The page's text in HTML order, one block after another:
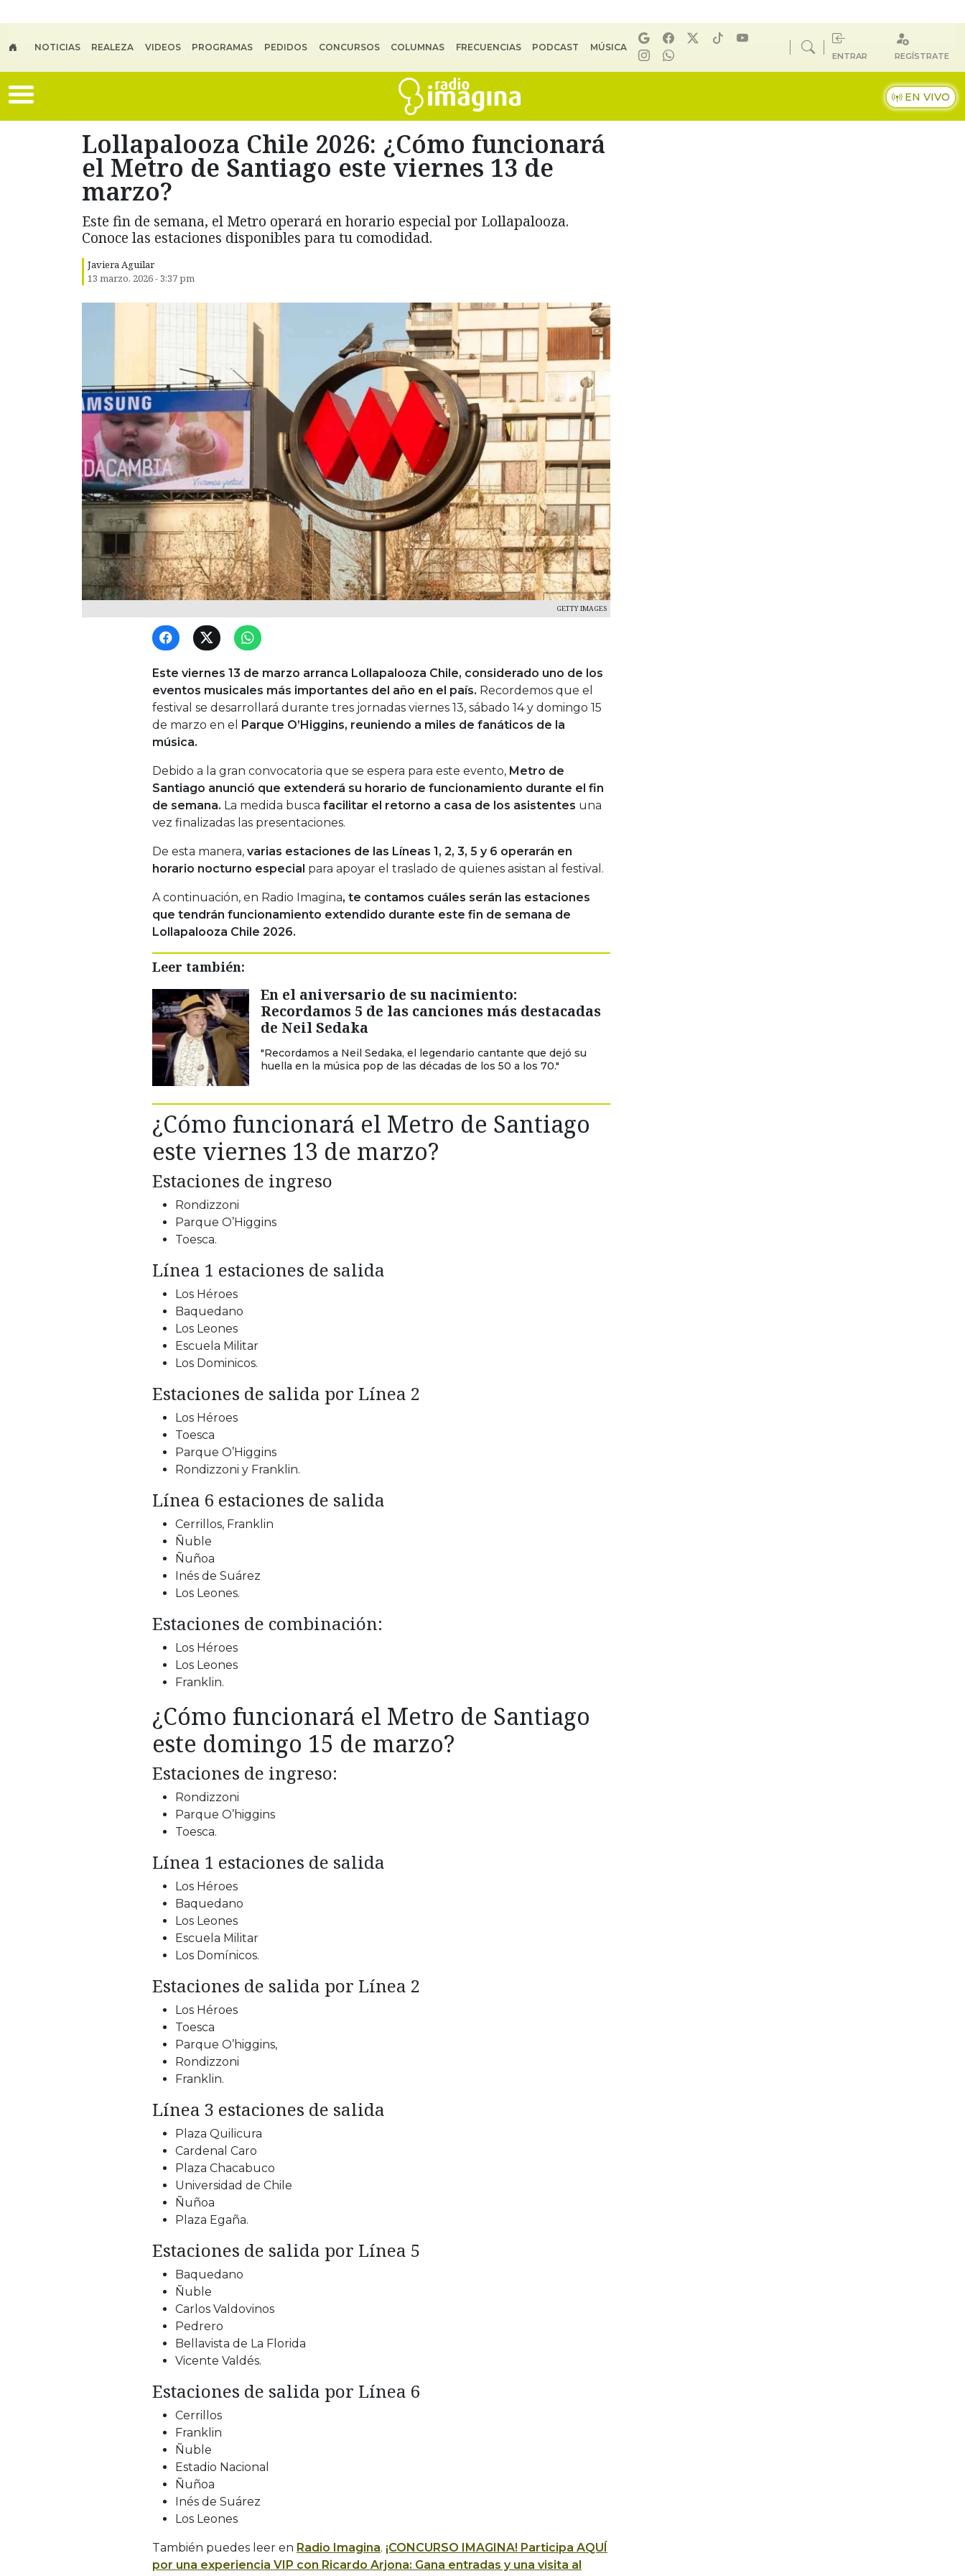
NOTICIAS REALEZA VIDEOS PROGRAMAS PEDIDOS CONCURSOS COLUMNAS FRECUENCIAS PODCAST MÚSICA
ENTRAR REGÍSTRATE
EN VIVO
Lollapalooza Chile 2026: ¿Cómo funcionará
el Metro de Santiago este viernes 13 de
marzo?
Este fin de semana, el Metro operará en horario especial por Lollapalooza.
Conoce las estaciones disponibles para tu comodidad.
Javiera Aguilar
13 marzo, 2026 - 3:37 pm
GETTY IMAGES
Este viernes 13 de marzo arranca Lollapalooza Chile, considerado uno de los
eventos musicales más importantes del año en el país. Recordemos que el
festival se desarrollará durante tres jornadas viernes 13, sábado 14 y domingo 15
de marzo en el Parque O’Higgins, reuniendo a miles de fanáticos de la
música.
Debido a la gran convocatoria que se espera para este evento, Metro de
Santiago anunció que extenderá su horario de funcionamiento durante el fin
de semana. La medida busca facilitar el retorno a casa de los asistentes una
vez finalizadas las presentaciones.
De esta manera, varias estaciones de las Líneas 1, 2, 3, 5 y 6 operarán en
horario nocturno especial para apoyar el traslado de quienes asistan al festival.
A continuación, en Radio Imagina, te contamos cuáles serán las estaciones
que tendrán funcionamiento extendido durante este fin de semana de
Lollapalooza Chile 2026.
Leer también:
En el aniversario de su nacimiento:
Recordamos 5 de las canciones más destacadas
de Neil Sedaka
"Recordamos a Neil Sedaka, el legendario cantante que dejó su
huella en la música pop de las décadas de los 50 a los 70."
¿Cómo funcionará el Metro de Santiago
este viernes 13 de marzo?
Estaciones de ingreso
Rondizzoni
Parque O’Higgins
Toesca.
Línea 1 estaciones de salida
Los Héroes
Baquedano
Los Leones
Escuela Militar
Los Dominicos.
Estaciones de salida por Línea 2
Los Héroes
Toesca
Parque O’Higgins
Rondizzoni y Franklin.
Línea 6 estaciones de salida
Cerrillos, Franklin
Ñuble
Ñuñoa
Inés de Suárez
Los Leones.
Estaciones de combinación:
Los Héroes
Los Leones
Franklin.
¿Cómo funcionará el Metro de Santiago
este domingo 15 de marzo?
Estaciones de ingreso:
Rondizzoni
Parque O’higgins
Toesca.
Línea 1 estaciones de salida
Los Héroes
Baquedano
Los Leones
Escuela Militar
Los Domínicos.
Estaciones de salida por Línea 2
Los Héroes
Toesca
Parque O’higgins,
Rondizzoni
Franklin.
Línea 3 estaciones de salida
Plaza Quilicura
Cardenal Caro
Plaza Chacabuco
Universidad de Chile
Ñuñoa
Plaza Egaña.
Estaciones de salida por Línea 5
Baquedano
Ñuble
Carlos Valdovinos
Pedrero
Bellavista de La Florida
Vicente Valdés.
Estaciones de salida por Línea 6
Cerrillos
Franklin
Ñuble
Estadio Nacional
Ñuñoa
Inés de Suárez
Los Leones
También puedes leer en Radio Imagina. ¡CONCURSO IMAGINA! Participa AQUÍ
por una experiencia VIP con Ricardo Arjona: Gana entradas y una visita al